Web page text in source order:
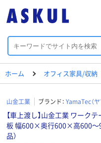
ホーム オフィス家具/収納
山金工業 ブランド： YamaTec（
【車上渡し】山金工業 ワーク
板 幅600×奥行600×高600～
品）